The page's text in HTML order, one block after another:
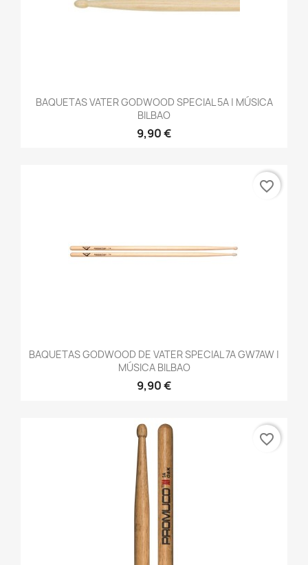
BAQUETAS VATER GODWOOD SPECIAL 5A | MÚSICA
BILBAO
9,90 €
BAQUETAS GODWOOD DE VATER SPECIAL 7A GW7AW |
MÚSICA BILBAO
9,90 €
favorite_border
favorite_border